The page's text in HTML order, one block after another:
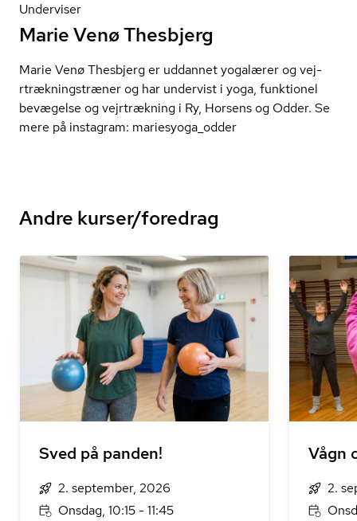
Underviser
Marie Venø Thesbjerg
Marie Venø Thesbjerg er uddannet yogalærer og vej­
rtræk­nings­træ­ner og har undervist i yoga, funktionel
bevægelse og vejrtrækning i Ry, Horsens og Odder. Se
mere på instagram: mariesyoga_odder
Andre kurser/foredrag
Sved på panden!
2. september, 2026
Onsdag, 10:15 - 11:45
Vågn
2.